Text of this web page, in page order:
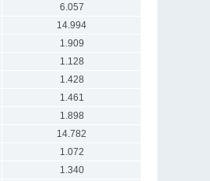
6.057
14.994
1.909
1.128
1.428
1.461
1.898
14.782
1.072
1.340